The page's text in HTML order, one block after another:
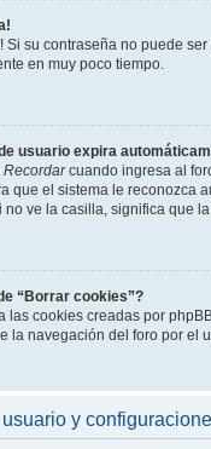
Si su contraseña no puede
en muy poco tiempo.
usuario expira
Recordarcuando ingresa al
que el sistema le reconozca
no ve la casilla, significa que
“Borrar cookies”?
las cookies creadas por
la navegación del foro por el
y